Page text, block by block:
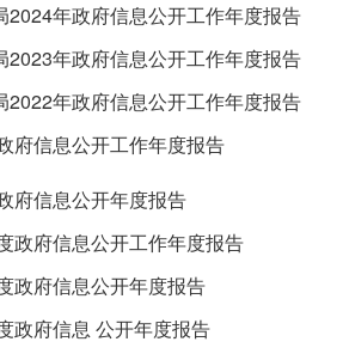
2024年政府信息公开工作年度报告
2023年政府信息公开工作年度报告
2022年政府信息公开工作年度报告
府信息公开工作年度报告
府信息公开年度报告
政府信息公开工作年度报告
政府信息公开年度报告
政府信息 公开年度报告